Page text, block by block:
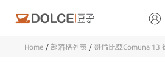
Home / 部落格列表 / 哥倫比亞Comuna 13